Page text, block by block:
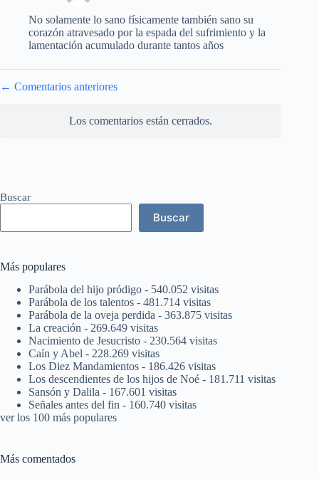
No solamente lo sano físicamente también sano su
corazón atravesado por la espada del sufrimiento y la
lamentación acumulado durante tantos años
de
← Comentarios anteriores
Los comentarios están cerrados.
Buscar
Buscar
Más populares
Parábola del hijo pródigo - 540.052 visitas
Parábola de los talentos - 481.714 visitas
Parábola de la oveja perdida - 363.875 visitas
La creación - 269.649 visitas
Nacimiento de Jesucristo - 230.564 visitas
Caín y Abel - 228.269 visitas
Los Diez Mandamientos - 186.426 visitas
Los descendientes de los hijos de Noé - 181.711 visitas
Sansón y Dalila - 167.601 visitas
Señales antes del fin - 160.740 visitas
ver los 100 más populares
Más comentados